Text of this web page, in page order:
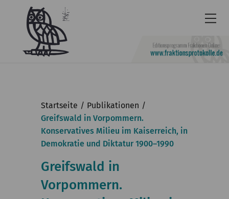
Leichte
Sprache
English
Startseite
Publikationen
Greifswald in Vorpommern.
Konservatives Milieu im Kaiserreich, in
Demokratie und Diktatur 1900–1990
Greifswald in
Vorpommern.